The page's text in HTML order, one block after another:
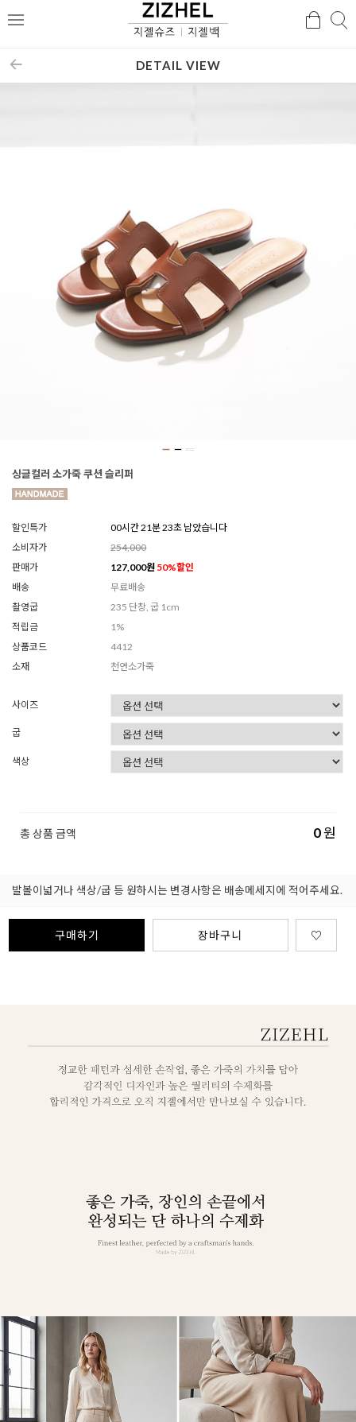
메
검
DETAIL VIEW
싱글컬러 소가죽 쿠션 슬리퍼
할인특가
00시간 21분 21초 남았습니다
소비자가
254,000
판매가
127,000원 50%할인
배송
무료배송
촬영굽
235 단창, 굽 1cm
적립금
1%
상품코드
4412
소재
천연소가죽
사이즈
굽
색상
총 상품 금액 0원
발볼이넓거나 색상/굽 등 원하시는 변경사항은 배송메세지에 적어주세요.
구매하기 장바구니 ♡